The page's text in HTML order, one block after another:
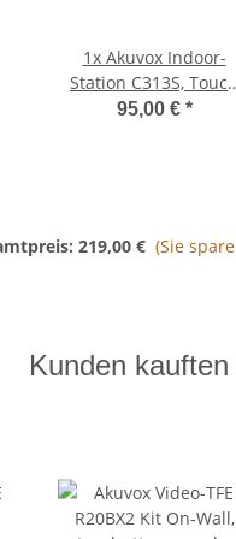
1x Akuvox Indoor-
Station C313S,
Screen, POE, silber
95,00 € *
219,00 € (Sie
Kunden